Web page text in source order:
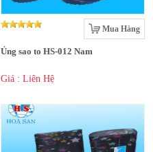
Mua Hàng
Ủng sao to HS-012 Nam
Giá : Liên Hệ